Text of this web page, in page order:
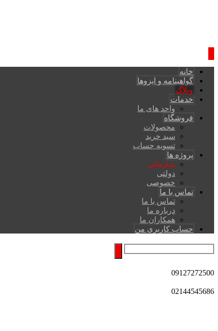
خانه
گواهینامه و ایزوها
وبلاگ
خدمات
واحد های ما
فروشگاه
محصولات
سبد خرید
تسویه حساب
پروژه ها
سازمانی
دولتی
خصوصی
تماس با ما
تماس با ما
درباره ما
همکاران ما
حساب کاربری من
09127272500
02144545686